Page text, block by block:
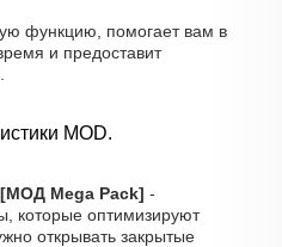
функцию, помогает вам в
и предоставит
MOD.
[МОД Mega Pack] -
которые оптимизируют
открывать закрытые